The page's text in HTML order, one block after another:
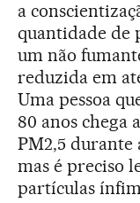
a
quantidade de
um não
reduzida em
Uma pessoa
80 anos chega
PM2,5 durante
mas é preciso
partículas